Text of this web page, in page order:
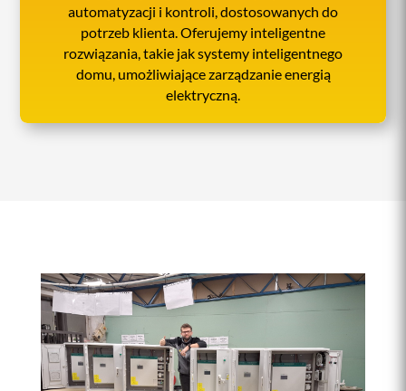
automatyzacji i kontroli, dostosowanych do
potrzeb klienta. Oferujemy inteligentne
rozwiązania, takie jak systemy inteligentnego
domu, umożliwiające zarządzanie energią
elektryczną.